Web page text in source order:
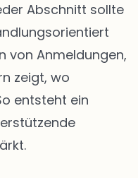
Abschnitt sollte
von Anmeldungen,
zeigt, wo
entsteht ein